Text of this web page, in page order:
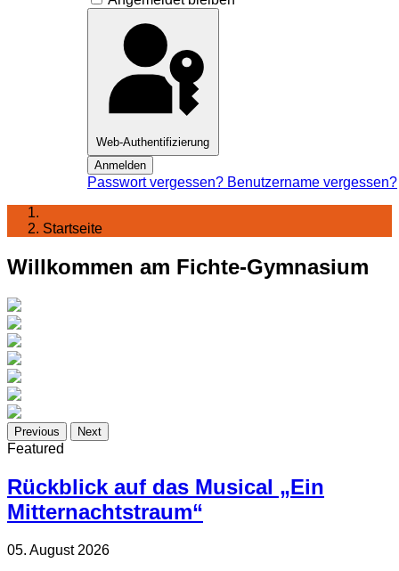
Web-Authentifizierung
Anmelden
Passwort vergessen? Benutzername vergessen?
Startseite
Willkommen am Fichte-Gymnasium
Previous Next
Featured
Rückblick auf das Musical „Ein
Mitternachtstraum“
05. August 2026